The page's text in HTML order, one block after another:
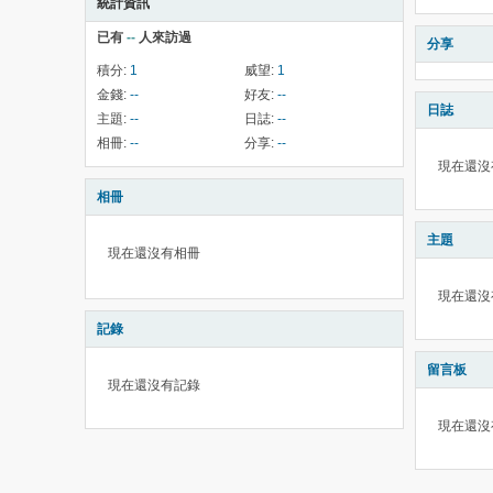
統計資訊
已有 -- 人來訪過
積分: 1 威望: 1
金錢: -- 好友: --
主題: -- 日誌: --
相冊: -- 分享: --
相冊
現在還沒有相冊
記錄
現在還沒有記錄
分享
日誌
現在還
主題
現在還
留言板
現在還